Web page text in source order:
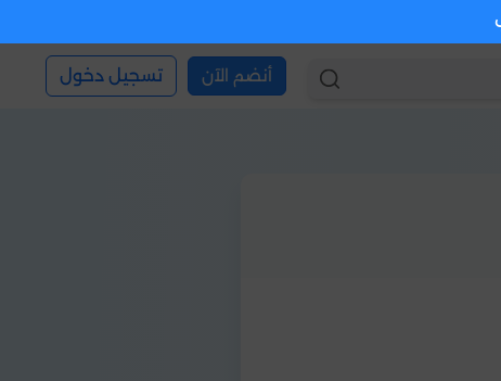
أنضم الآن تسجيل دخول